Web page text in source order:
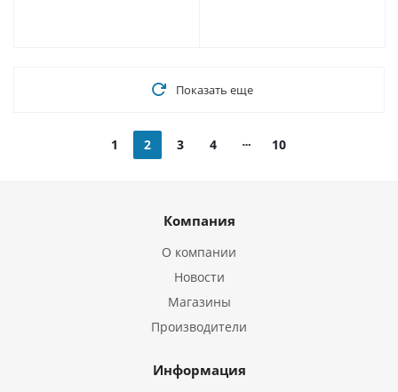
Показать еще
1 2 3 4 10
Компания
О компании
Новости
Магазины
Производители
Информация